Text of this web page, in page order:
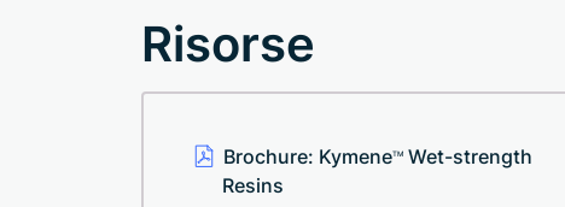
Risorse
Brochure: KymeneTM Wet-strength
Resins